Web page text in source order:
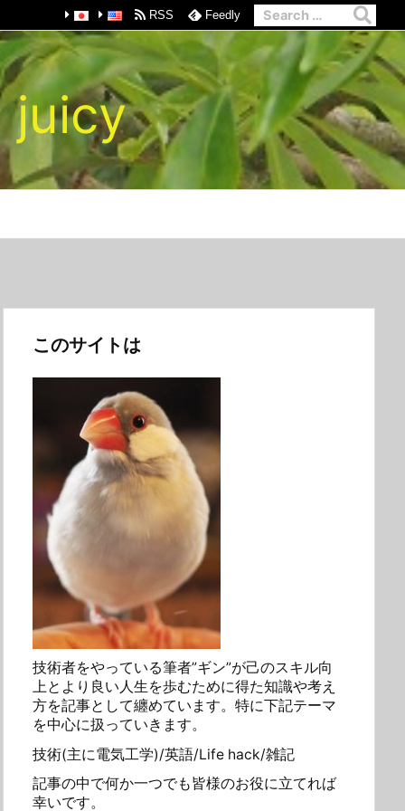
juicy
RSS Feedly
このサイトは
技術者をやっている筆者”ギン”が己のスキル向
上とより良い人生を歩むために得た知識や考え
方を記事として纏めています。特に下記テーマ
を中心に扱っていきます。
技術(主に電気工学)/英語/Life hack/雑記
記事の中で何か一つでも皆様のお役に立てれば
幸いです。